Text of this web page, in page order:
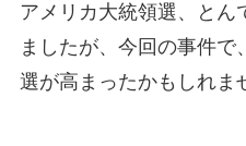
アメリカ大統領選、とん
ましたが、今回の事件
選が高まったかもしれま